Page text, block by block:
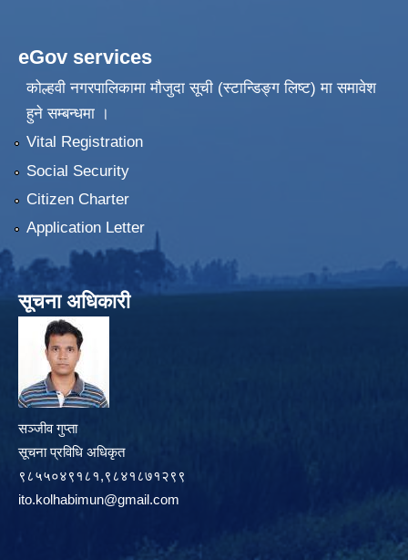
eGov services
कोल्हवी नगरपालिकामा मौजुदा सूची (स्टान्डिङ्ग लिष्ट) मा समावेश
हुने सम्बन्धमा ।
Vital Registration
Social Security
Citizen Charter
Application Letter
सूचना अधिकारी
सञ्जीव गुप्ता
सूचना प्रविधि अधिकृत
९८५५०४९१८१,९८४१८७१२९९
ito.kolhabimun@gmail.com